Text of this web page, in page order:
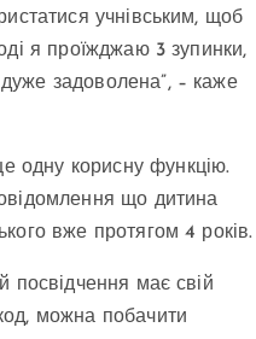
учнівським, щоб
я проїжджаю 3 зупинки,
задоволена”, – каже
одну корисну функцію.
що дитина
вже протягом 4 років.
посвідчення має свій
можна побачити